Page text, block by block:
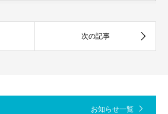
お知らせ一覧